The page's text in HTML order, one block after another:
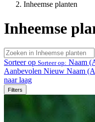
Inheemse planten
Inheemse
Sorteer op Sorteer op: Naam
Aanbevolen Nieuw Naam
naar laag
Filters